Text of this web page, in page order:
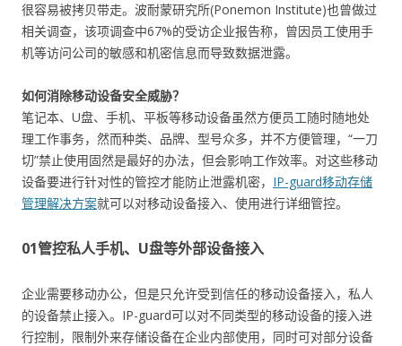
很容易被拷贝带走。波耐蒙研究所(Ponemon Institute)也曾做过
相关调查，该项调查中67%的受访企业报告称，曾因员工使用手
机等访问公司的敏感和机密信息而导致数据泄露。
如何消除移动设备安全威胁？
笔记本、U盘、手机、平板等移动设备虽然方便员工随时随地处
理工作事务，然而种类、品牌、型号众多，并不方便管理，“一刀
切”禁止使用固然是最好的办法，但会影响工作效率。对这些移动
设备要进行针对性的管控才能防止泄露机密， IP-guard移动存储
管理解决方案就可以对移动设备接入、使用进行详细管控。
01管控私人手机、U盘等外部设备接入
企业需要移动办公，但是只允许受到信任的移动设备接入，私人
的设备禁止接入。IP-guard可以对不同类型的移动设备的接入进
行控制，限制外来存储设备在企业内部使用，同时可对部分设备